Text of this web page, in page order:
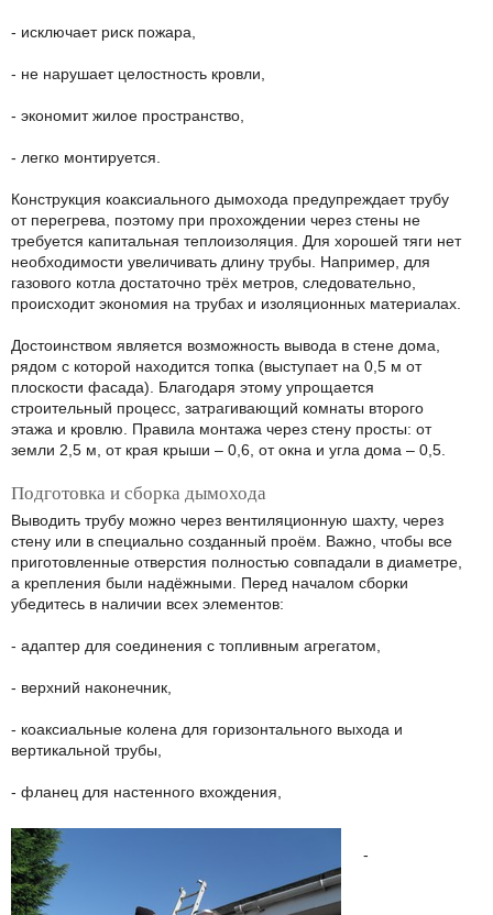
- исключает риск пожара,
- не нарушает целостность кровли,
- экономит жилое пространство,
- легко монтируется.
Конструкция коаксиального дымохода предупреждает трубу
от перегрева, поэтому при прохождении через стены не
требуется капитальная теплоизоляция. Для хорошей тяги нет
необходимости увеличивать длину трубы. Например, для
газового котла достаточно трёх метров, следовательно,
происходит экономия на трубах и изоляционных материалах.
Достоинством является возможность вывода в стене дома,
рядом с которой находится топка (выступает на 0,5 м от
плоскости фасада). Благодаря этому упрощается
строительный процесс, затрагивающий комнаты второго
этажа и кровлю. Правила монтажа через стену просты: от
земли 2,5 м, от края крыши – 0,6, от окна и угла дома – 0,5.
Подготовка и сборка дымохода
Выводить трубу можно через вентиляционную шахту, через
стену или в специально созданный проём. Важно, чтобы все
приготовленные отверстия полностью совпадали в диаметре,
а крепления были надёжными. Перед началом сборки
убедитесь в наличии всех элементов:
- адаптер для соединения с топливным агрегатом,
- верхний наконечник,
- коаксиальные колена для горизонтального выхода и
вертикальной трубы,
- фланец для настенного вхождения,
-